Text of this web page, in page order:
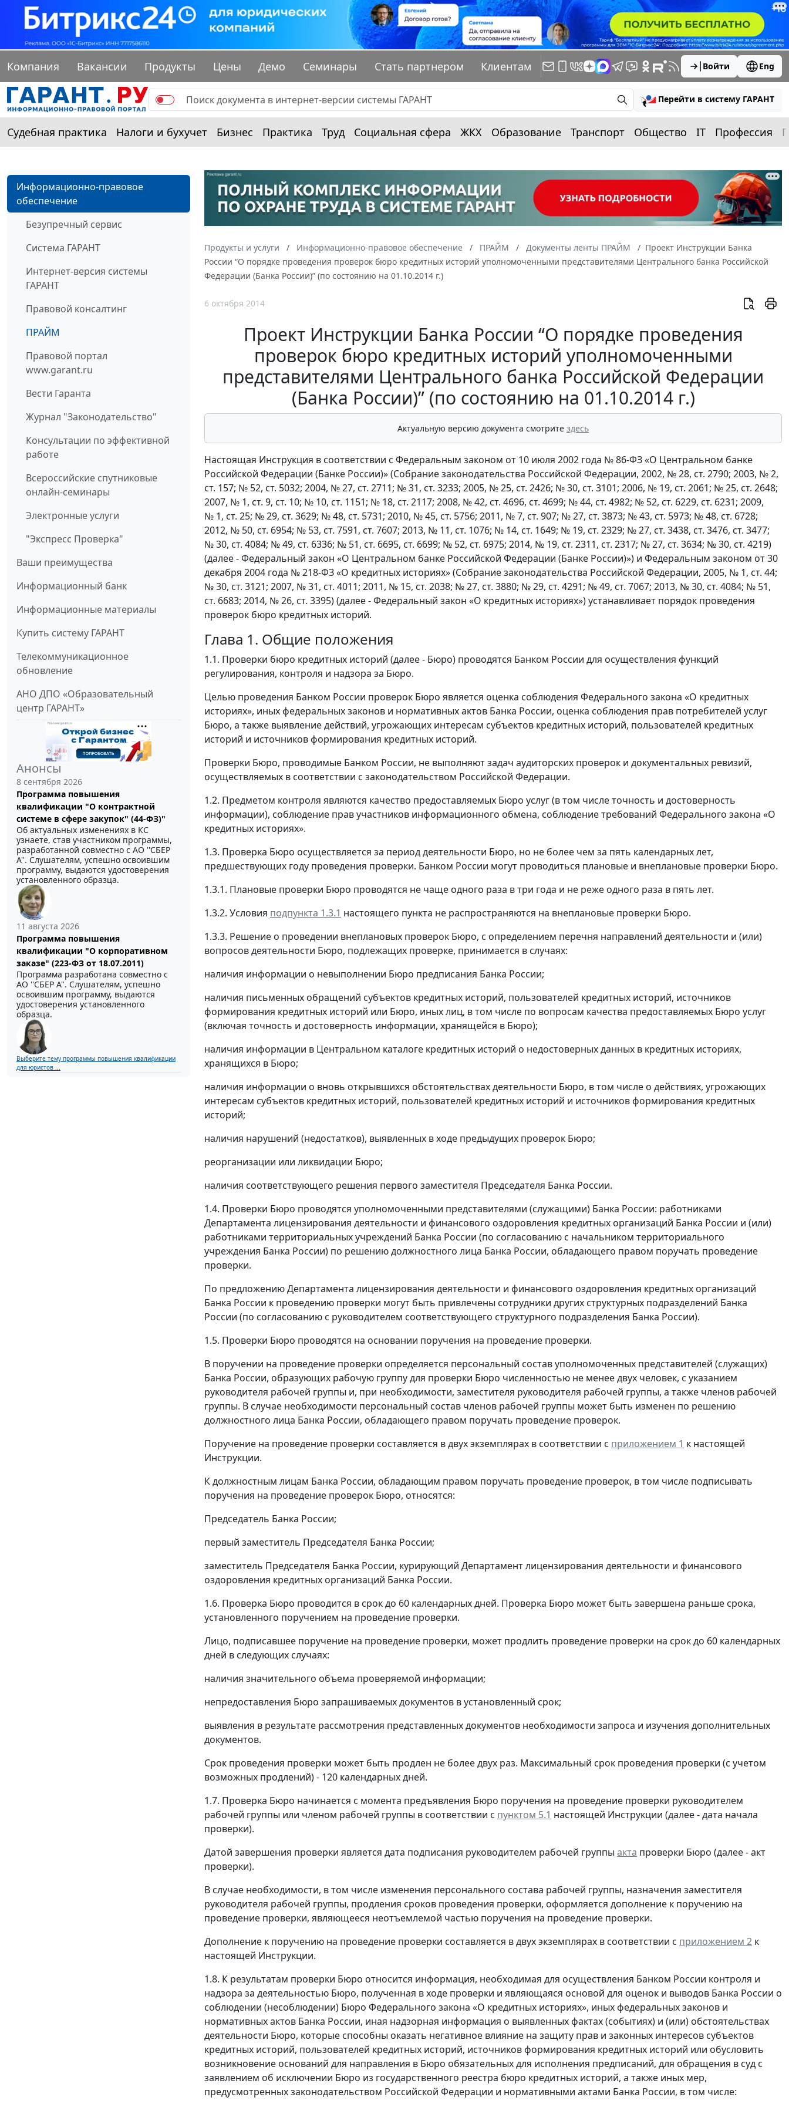
Компания Вакансии Продукты Цены Демо Семинары Стать партнером Клиентам Войти Eng
Перейти в систему ГАРАНТ
Судебная практика Налоги и бухучет Бизнес Практика Труд Социальная сфера ЖКХ Образование Транспорт Общество IT Профессия
Информационно-правовое
обеспечение
Безупречный сервис
Система ГАРАНТ
Интернет-версия системы
ГАРАНТ
Правовой консалтинг
ПРАЙМ
Правовой портал
www.garant.ru
Вести Гаранта
Журнал "Законодательство"
Консультации по эффективной
работе
Всероссийские спутниковые
онлайн-семинары
Электронные услуги
"Экспресс Проверка"
Ваши преимущества
Информационный банк
Информационные материалы
Купить систему ГАРАНТ
Телекоммуникационное
обновление
АНО ДПО «Образовательный
центр ГАРАНТ»
Анонсы
8 сентября 2026
Программа повышения
квалификации "О контрактной
системе в сфере закупок" (44-ФЗ)"
Об актуальных изменениях в КС
узнаете, став участником программы,
разработанной совместно с АО ''СБЕР
А". Слушателям, успешно освоившим
программу, выдаются удостоверения
установленного образца.
11 августа 2026
Программа повышения
квалификации "О корпоративном
заказе" (223-ФЗ от 18.07.2011)
Программа разработана совместно с
АО ''СБЕР А". Слушателям, успешно
освоившим программу, выдаются
удостоверения установленного
образца.
Выберите тему программы повышения квалификации
для юристов ...
Продукты и услуги Информационно-правовое обеспечение ПРАЙМ Документы ленты ПРАЙМ
Проект Инструкции Банка
России “О порядке проведения проверок бюро кредитных историй уполномоченными представителями Центрального банка Российской
Федерации (Банка России)” (по состоянию на 01.10.2014 г.)
6 октября 2014
Проект Инструкции Банка России “О порядке проведения
проверок бюро кредитных историй уполномоченными
представителями Центрального банка Российской Федерации
(Банка России)” (по состоянию на 01.10.2014 г.)
Актуальную версию документа смотрите здесь
Настоящая Инструкция в соответствии с Федеральным законом от 10 июля 2002 года № 86-ФЗ «О Центральном банке
Российской Федерации (Банке России)» (Собрание законодательства Российской Федерации, 2002, № 28, ст. 2790; 2003, № 2,
ст. 157; № 52, ст. 5032; 2004, № 27, ст. 2711; № 31, ст. 3233; 2005, № 25, ст. 2426; № 30, ст. 3101; 2006, № 19, ст. 2061; № 25, ст. 2648;
2007, № 1, ст. 9, ст. 10; № 10, ст. 1151; № 18, ст. 2117; 2008, № 42, ст. 4696, ст. 4699; № 44, ст. 4982; № 52, ст. 6229, ст. 6231; 2009,
№ 1, ст. 25; № 29, ст. 3629; № 48, ст. 5731; 2010, № 45, ст. 5756; 2011, № 7, ст. 907; № 27, ст. 3873; № 43, ст. 5973; № 48, ст. 6728;
2012, № 50, ст. 6954; № 53, ст. 7591, ст. 7607; 2013, № 11, ст. 1076; № 14, ст. 1649; № 19, ст. 2329; № 27, ст. 3438, ст. 3476, ст. 3477;
№ 30, ст. 4084; № 49, ст. 6336; № 51, ст. 6695, ст. 6699; № 52, ст. 6975; 2014, № 19, ст. 2311, ст. 2317; № 27, ст. 3634; № 30, ст. 4219)
(далее - Федеральный закон «О Центральном банке Российской Федерации (Банке России)») и Федеральным законом от 30
декабря 2004 года № 218-ФЗ «О кредитных историях» (Собрание законодательства Российской Федерации, 2005, № 1, ст. 44;
№ 30, ст. 3121; 2007, № 31, ст. 4011; 2011, № 15, ст. 2038; № 27, ст. 3880; № 29, ст. 4291; № 49, ст. 7067; 2013, № 30, ст. 4084; № 51,
ст. 6683; 2014, № 26, ст. 3395) (далее - Федеральный закон «О кредитных историях») устанавливает порядок проведения
проверок бюро кредитных историй.
Глава 1. Общие положения
1.1. Проверки бюро кредитных историй (далее - Бюро) проводятся Банком России для осуществления функций
регулирования, контроля и надзора за Бюро.
Целью проведения Банком России проверок Бюро является оценка соблюдения Федерального закона «О кредитных
историях», иных федеральных законов и нормативных актов Банка России, оценка соблюдения прав потребителей услуг
Бюро, а также выявление действий, угрожающих интересам субъектов кредитных историй, пользователей кредитных
историй и источников формирования кредитных историй.
Проверки Бюро, проводимые Банком России, не выполняют задач аудиторских проверок и документальных ревизий,
осуществляемых в соответствии с законодательством Российской Федерации.
1.2. Предметом контроля являются качество предоставляемых Бюро услуг (в том числе точность и достоверность
информации), соблюдение прав участников информационного обмена, соблюдение требований Федерального закона «О
кредитных историях».
1.3. Проверка Бюро осуществляется за период деятельности Бюро, но не более чем за пять календарных лет,
предшествующих году проведения проверки. Банком России могут проводиться плановые и внеплановые проверки Бюро.
1.3.1. Плановые проверки Бюро проводятся не чаще одного раза в три года и не реже одного раза в пять лет.
1.3.2. Условия подпункта 1.3.1 настоящего пункта не распространяются на внеплановые проверки Бюро.
1.3.3. Решение о проведении внеплановых проверок Бюро, с определением перечня направлений деятельности и (или)
вопросов деятельности Бюро, подлежащих проверке, принимается в случаях:
наличия информации о невыполнении Бюро предписания Банка России;
наличия письменных обращений субъектов кредитных историй, пользователей кредитных историй, источников
формирования кредитных историй или Бюро, иных лиц, в том числе по вопросам качества предоставляемых Бюро услуг
(включая точность и достоверность информации, хранящейся в Бюро);
наличия информации в Центральном каталоге кредитных историй о недостоверных данных в кредитных историях,
хранящихся в Бюро;
наличия информации о вновь открывшихся обстоятельствах деятельности Бюро, в том числе о действиях, угрожающих
интересам субъектов кредитных историй, пользователей кредитных историй и источников формирования кредитных
историй;
наличия нарушений (недостатков), выявленных в ходе предыдущих проверок Бюро;
реорганизации или ликвидации Бюро;
наличия соответствующего решения первого заместителя Председателя Банка России.
1.4. Проверки Бюро проводятся уполномоченными представителями (служащими) Банка России: работниками
Департамента лицензирования деятельности и финансового оздоровления кредитных организаций Банка России и (или)
работниками территориальных учреждений Банка России (по согласованию с начальником территориального
учреждения Банка России) по решению должностного лица Банка России, обладающего правом поручать проведение
проверки.
По предложению Департамента лицензирования деятельности и финансового оздоровления кредитных организаций
Банка России к проведению проверки могут быть привлечены сотрудники других структурных подразделений Банка
России (по согласованию с руководителем соответствующего структурного подразделения Банка России).
1.5. Проверки Бюро проводятся на основании поручения на проведение проверки.
В поручении на проведение проверки определяется персональный состав уполномоченных представителей (служащих)
Банка России, образующих рабочую группу для проверки Бюро численностью не менее двух человек, с указанием
руководителя рабочей группы и, при необходимости, заместителя руководителя рабочей группы, а также членов рабочей
группы. В случае необходимости персональный состав членов рабочей группы может быть изменен по решению
должностного лица Банка России, обладающего правом поручать проведение проверок.
Поручение на проведение проверки составляется в двух экземплярах в соответствии с приложением 1 к настоящей
Инструкции.
К должностным лицам Банка России, обладающим правом поручать проведение проверок, в том числе подписывать
поручения на проведение проверок Бюро, относятся:
Председатель Банка России;
первый заместитель Председателя Банка России;
заместитель Председателя Банка России, курирующий Департамент лицензирования деятельности и финансового
оздоровления кредитных организаций Банка России.
1.6. Проверка Бюро проводится в срок до 60 календарных дней. Проверка Бюро может быть завершена раньше срока,
установленного поручением на проведение проверки.
Лицо, подписавшее поручение на проведение проверки, может продлить проведение проверки на срок до 60 календарных
дней в следующих случаях:
наличия значительного объема проверяемой информации;
непредоставления Бюро запрашиваемых документов в установленный срок;
выявления в результате рассмотрения представленных документов необходимости запроса и изучения дополнительных
документов.
Срок проведения проверки может быть продлен не более двух раз. Максимальный срок проведения проверки (с учетом
возможных продлений) - 120 календарных дней.
1.7. Проверка Бюро начинается с момента предъявления Бюро поручения на проведение проверки руководителем
рабочей группы или членом рабочей группы в соответствии с пунктом 5.1 настоящей Инструкции (далее - дата начала
проверки).
Датой завершения проверки является дата подписания руководителем рабочей группы акта проверки Бюро (далее - акт
проверки).
В случае необходимости, в том числе изменения персонального состава рабочей группы, назначения заместителя
руководителя рабочей группы, продления сроков проведения проверки, оформляется дополнение к поручению на
проведение проверки, являющееся неотъемлемой частью поручения на проведение проверки.
Дополнение к поручению на проведение проверки составляется в двух экземплярах в соответствии с приложением 2 к
настоящей Инструкции.
1.8. К результатам проверки Бюро относится информация, необходимая для осуществления Банком России контроля и
надзора за деятельностью Бюро, полученная в ходе проверки и являющаяся основой для оценок и выводов Банка России о
соблюдении (несоблюдении) Бюро Федерального закона «О кредитных историях», иных федеральных законов и
нормативных актов Банка России, иная надзорная информация о выявленных фактах (событиях) и (или) обстоятельствах
деятельности Бюро, которые способны оказать негативное влияние на защиту прав и законных интересов субъектов
кредитных историй, пользователей кредитных историй, источников формирования кредитных историй или обусловить
возникновение оснований для направления в Бюро обязательных для исполнения предписаний, для обращения в суд с
заявлением об исключении Бюро из государственного реестра бюро кредитных историй, а также иных мер,
предусмотренных законодательством Российской Федерации и нормативными актами Банка России, в том числе: